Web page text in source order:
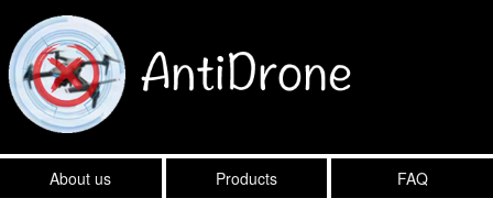
About us Products
FAQ